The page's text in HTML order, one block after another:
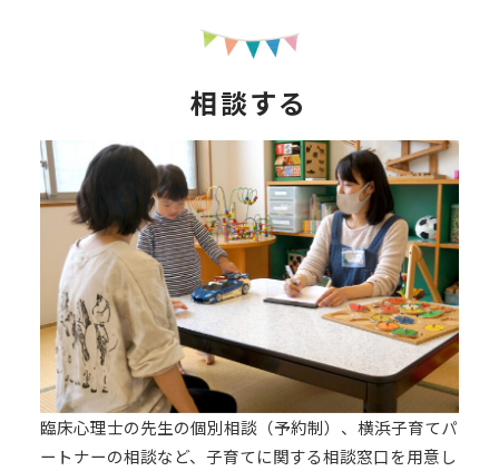
相談する
臨床心理士の先生の個別相談（予約制）、横浜子育てパ
ートナーの相談など、子育てに関する相談窓口を用意し